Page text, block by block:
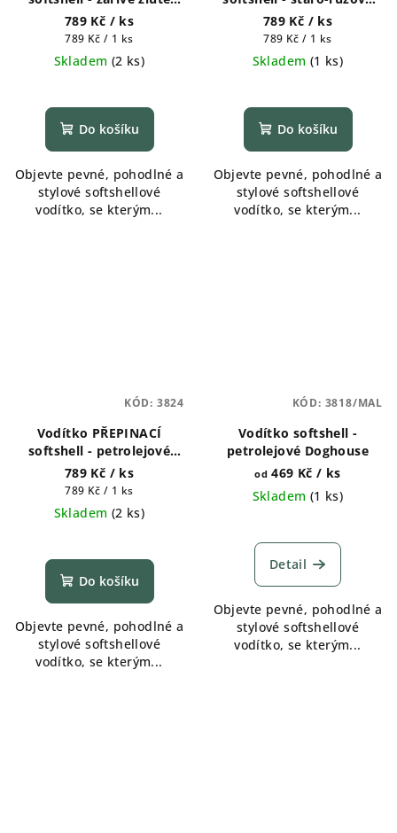
Doghouse
789 Kč / ks
Měrná
cena:
789 Kč / 1 ks
Skladem (2 ks)
Do košíku
Objevte pevné, pohodlné a
stylové softshellové
vodítko, se kterým...
Doghouse
789 Kč / ks
Měrná
cena:
789 Kč / 1 ks
Skladem (1 ks)
Do košíku
Objevte pevné, pohodlné a
stylové softshellové
vodítko, se kterým...
Vodítko PŘEPINACÍ
softshell - petrolejové
Doghouse
789 Kč / ks
Měrná
cena:
789 Kč / 1 ks
Skladem (2 ks)
Do košíku
Objevte pevné, pohodlné a
stylové softshellové
vodítko, se kterým...
KÓD: 3824
Vodítko softshell -
petrolejové Doghouse
od 469 Kč/ ks
Skladem (1 ks)
Detail
Objevte pevné, pohodlné a
stylové softshellové
vodítko, se kterým...
KÓD: 3818/MAL